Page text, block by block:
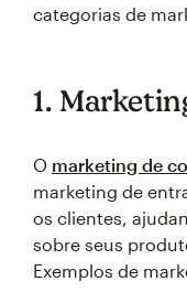
categorias de
1.
O marketing de
marketing de
os clientes,
sobre seus
Exemplos de